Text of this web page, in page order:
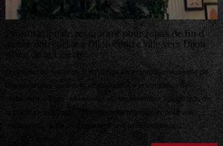
Privatisation de restaurant pour repas de fin d
année entreprise à Dijon centre ville vers Dijon
place de la Liberté
Organiser un repas de fin d'année en entreprise nécessite de
trouver un lieu central et chaleureux. La privatisation de
restaurant à Dijon centre-ville, particulièrement aux abords de
la place de la Liberté, offre un cadre prestigieux pour vos
collaborateurs. Ce choix garantit une accessibilité op...